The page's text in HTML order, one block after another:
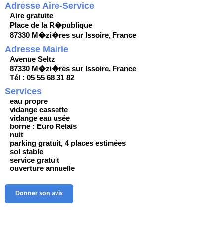
Adresse Aire-Service
Aire gratuite
Place de la R�publique
87330 M�zi�res sur Issoire, France
Adresse Mairie
Avenue Seltz
87330 M�zi�res sur Issoire, France
Tél : 05 55 68 31 82
Services
eau propre
vidange cassette
vidange eau usée
borne : Euro Relais
nuit
parking gratuit, 4 places estimées
sol stable
service gratuit
ouverture annuelle
Donner son avis